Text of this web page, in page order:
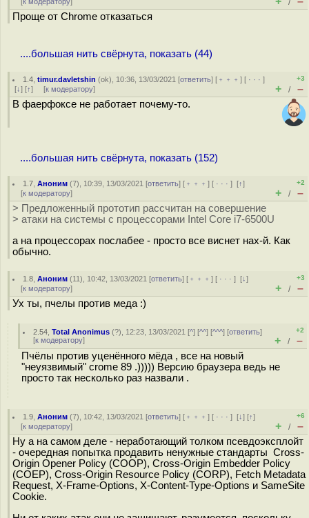
/
Проще от Chrome отказаться
....большая нить свёрнута, показать (44)
1.4 ,timur.davletshin (ok), 10:36, 13/03/2021 [ответить] [ ﹢﹢﹢] [ · · ·]
[↓] [↑] [к модератору]
+3
+ / –
В фаерфоксе не работает почему-то.
....большая нить свёрнута, показать (152)
1.7 ,Аноним (7), 10:39, 13/03/2021 [ответить] [ ﹢﹢﹢] [ · · ·][↑]
[к модератору]
+2
+ / –
> Предложенный прототип рассчитан на совершение
> атаки на системы с процессорами Intel Core i7-6500U
а на процессорах послабее - просто все виснет нах-й. Как
обычно.
1.8 ,Аноним (11), 10:42, 13/03/2021 [ответить] [ ﹢﹢﹢] [ · · ·][↓]
[к модератору]
+3
+ / –
Ух ты, пчелы против меда :)
2.54 ,Total Anonimus (?), 12:23, 13/03/2021 [^] [^^] [^^^] [ответить]
[к модератору]
+2
+ / –
Пчёлы против уценённого мёда , все на новый
"неуязвимый" crome 89 .))))) Версию браузера ведь не
просто так несколько раз назвали .
1.9 ,Аноним (7), 10:42, 13/03/2021 [ответить] [ ﹢﹢﹢] [ · · ·][↓] [↑]
[к модератору]
+6
+ / –
Ну а на самом деле - неработающий толком псевдоэксплойт
- очередная попытка продавить ненужные стандарты Cross-
Origin Opener Policy (COOP), Cross-Origin Embedder Policy
(COEP), Cross-Origin Resource Policy (CORP), Fetch Metadata
Request, X-Frame-Options, X-Content-Type-Options и SameSite
Cookie.